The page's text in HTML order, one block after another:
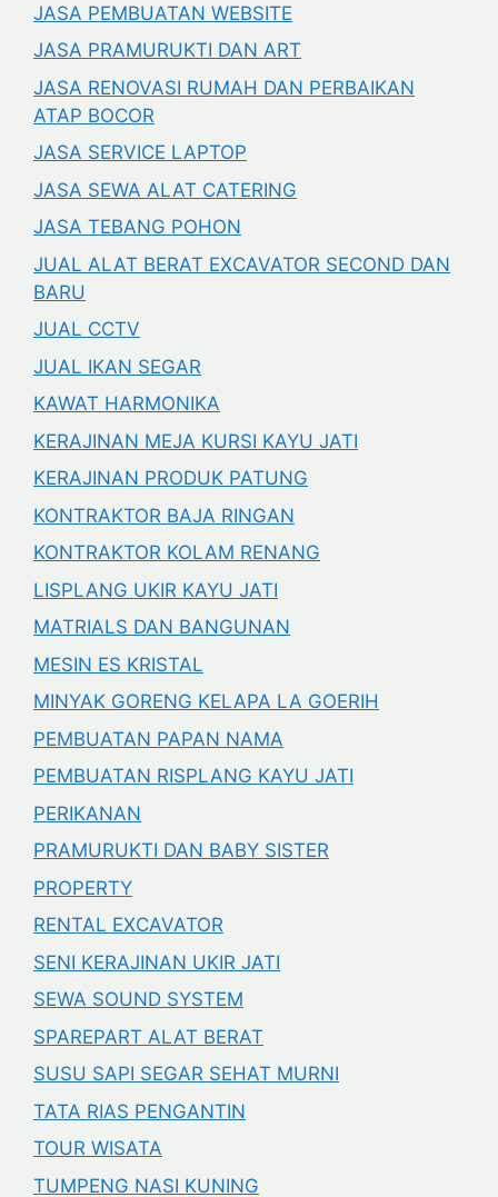
JASA PEMBUATAN WEBSITE
JASA PRAMURUKTI DAN ART
JASA RENOVASI RUMAH DAN PERBAIKAN
ATAP BOCOR
JASA SERVICE LAPTOP
JASA SEWA ALAT CATERING
JASA TEBANG POHON
JUAL ALAT BERAT EXCAVATOR SECOND DAN
BARU
JUAL CCTV
JUAL IKAN SEGAR
KAWAT HARMONIKA
KERAJINAN MEJA KURSI KAYU JATI
KERAJINAN PRODUK PATUNG
KONTRAKTOR BAJA RINGAN
KONTRAKTOR KOLAM RENANG
LISPLANG UKIR KAYU JATI
MATRIALS DAN BANGUNAN
MESIN ES KRISTAL
MINYAK GORENG KELAPA LA GOERIH
PEMBUATAN PAPAN NAMA
PEMBUATAN RISPLANG KAYU JATI
PERIKANAN
PRAMURUKTI DAN BABY SISTER
PROPERTY
RENTAL EXCAVATOR
SENI KERAJINAN UKIR JATI
SEWA SOUND SYSTEM
SPAREPART ALAT BERAT
SUSU SAPI SEGAR SEHAT MURNI
TATA RIAS PENGANTIN
TOUR WISATA
TUMPENG NASI KUNING